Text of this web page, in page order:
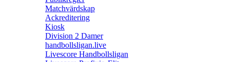
Matchvärdskap
Ackreditering
Kiosk
Division 2 Damer
handbollsligan.live
Livescore Handbollsligan